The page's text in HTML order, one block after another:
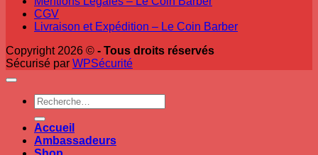
CGV
Livraison et Expédition – Le Coin Barber
Copyright 2026 © - Tous droits réservés
Sécurisé par WPSécurité
Recherche
pour :
Accueil
Ambassadeurs